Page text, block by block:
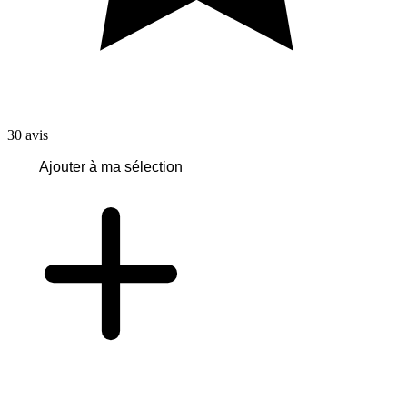
30 avis
Ajouter à ma sélection